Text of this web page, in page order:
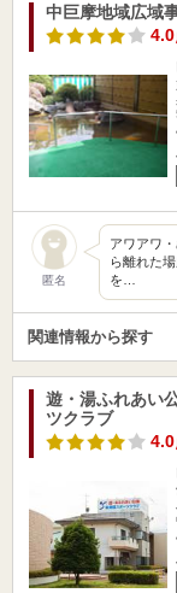
中巨摩地域広域
4.0
匿名
アワアワ
ら離れた
を…
関連情報から探す
遊・湯ふれあい
ツクラブ
4.0